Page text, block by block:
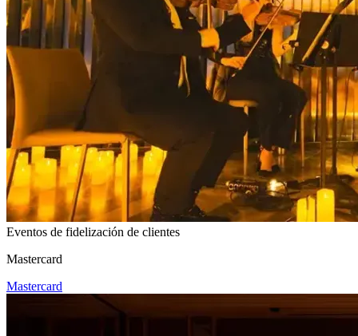
Eventos de fidelización de clientes
Mastercard
Mastercard